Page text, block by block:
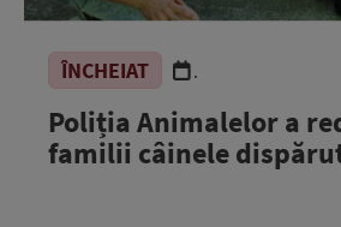
ÎNCHEIAT .
Poliția Animalelor a
familii câinele